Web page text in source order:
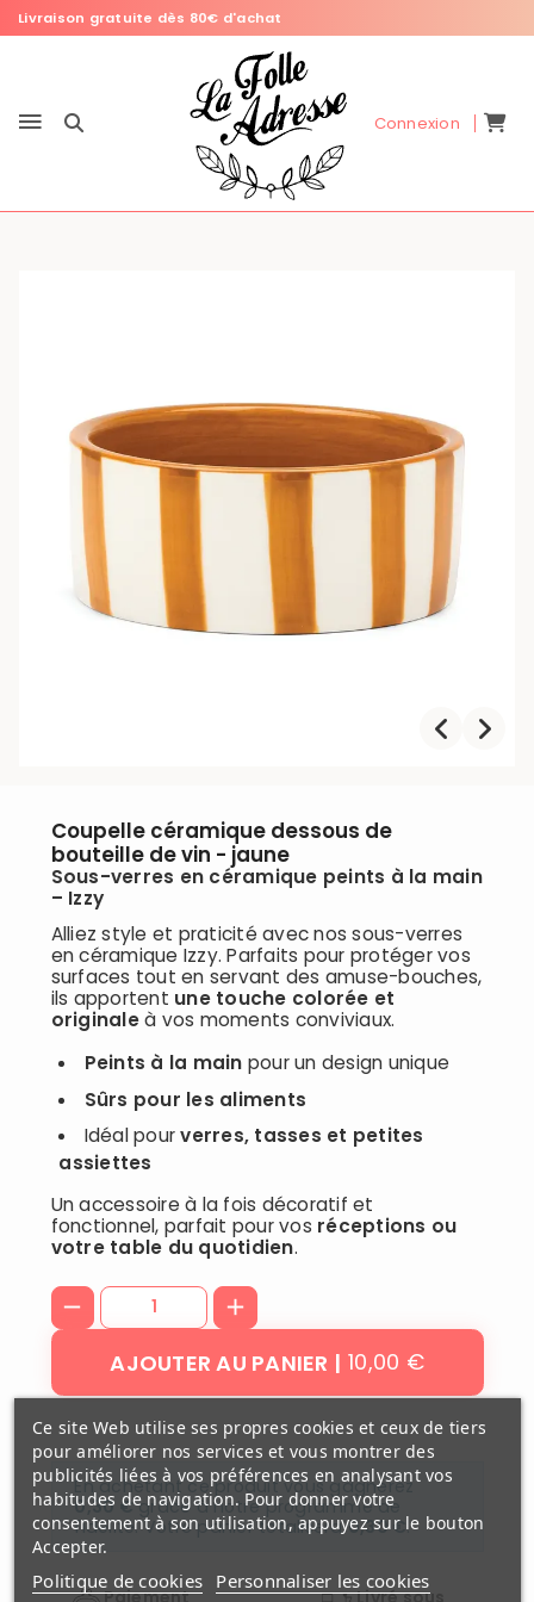
Livraison gratuite dès 80€ d'achat
Connexion
Coupelle céramique dessous de
bouteille de vin - jaune
Sous-verres en céramique peints à la main
– Izzy
Alliez style et praticité avec nos sous-verres
en céramique Izzy. Parfaits pour protéger vos
surfaces tout en servant des amuse-bouches,
ils apportent une touche colorée et
originaleà vos moments conviviaux.
Peints à la main pour un design unique
Sûrs pour les aliments
Idéal pourverres, tasses et petites
assiettes
Un accessoire à la fois décoratif et
fonctionnel, parfait pour vos réceptions ou
votre table du quotidien.
10,00 €
AJOUTER AU PANIER
En achetant ce produit vous gagnerez
0,30 €grâce à notre programme de
fidélité. Votre panier totalisera0,30 €.
Paiement
Livré sous
Ce site Web utilise ses propres cookies et ceux de tiers
pour améliorer nos services et vous montrer des
publicités liées à vos préférences en analysant vos
habitudes de navigation. Pour donner votre
consentement à son utilisation, appuyez sur le bouton
Accepter.
Politique de cookies Personnaliser les cookies